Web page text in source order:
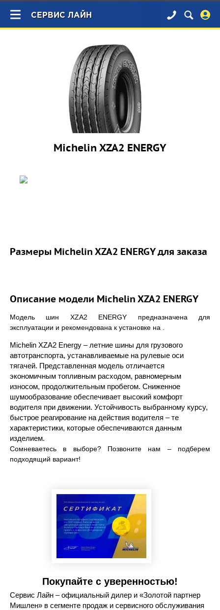
×
СЕРВИС ЛАЙН
Michelin XZA2 ENERGY
Размеры Michelin XZA2 ENERGY для заказа
Описание модели Michelin XZA2 ENERGY
Модель шин XZA2 ENERGY предназначена для
эксплуатации и рекомендована к установке на .
Michelin XZA2 Energy – летние шины для грузового
автотранспорта, устанавливаемые на рулевые оси
тягачей. Представленная модель отличается
экономичным топливным расходом, равномерным
износом, продолжительным пробегом. Сниженное
шумообразование обеспечивает высокий комфорт
водителя при движении. Устойчивость выбранному курсу,
быстрое реагирование на действия водителя – те
характеристики, которые обеспечиваются данным
изделием.
Сомневаетесь в выборе? Позвоните нам – подберем
подходящий вариант!
Покупайте с уверенностью!
Сервис Лайн – официальный дилер и «Золотой партнер
Мишлен» в сегменте продаж и сервисного обслуживания